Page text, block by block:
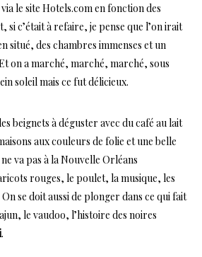
le site Hotels.com en fonction des
c’était à refaire, je pense que l’on irait
situé, des chambres immenses et un
on a marché, marché, marché, sous
soleil mais ce fut délicieux.
beignets à déguster avec du café au lait
aux couleurs de folie et une belle
va pas à la Nouvelle Orléans
rouges, le poulet, la musique, les
se doit aussi de plonger dans ce qui fait
le vaudoo, l’histoire des noires
.